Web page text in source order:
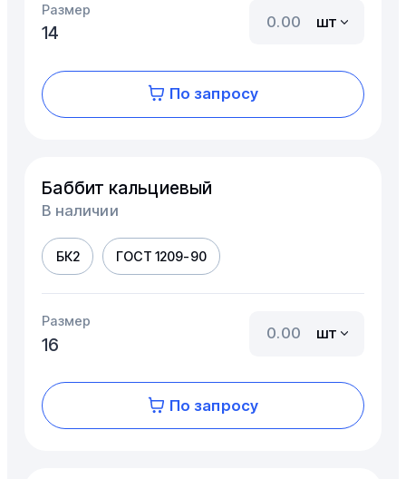
Размер
14
шт
По запросу
Баббит кальциевый
В наличии
БК2 ГОСТ 1209-90
Размер
16
шт
По запросу